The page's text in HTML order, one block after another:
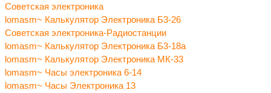
Советская электроника
lomasm~ Калькулятор Электроника Б3-26
Советская электроника-Радиостанции
lomasm~ Калькулятор Электроника Б3-18а
lomasm~ Калькулятор Электроника МК-33
lomasm~ Часы электроника 6-14
lomasm~ Часы Электроника 13